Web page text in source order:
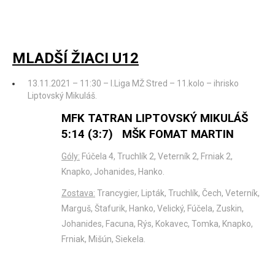
MLADŠÍ ŽIACI U12
13.11.2021 – 11:30 – I.Liga MŽ Stred – 11.kolo – ihrisko
Liptovský Mikuláš.
MFK TATRAN LIPTOVSKÝ MIKULÁŠ
5:14 (3:7) MŠK FOMAT MARTIN
Góly: Fúčela 4, Truchlík 2, Veterník 2, Frniak 2,
Knapko, Johanides, Hanko.
Zostava: Trancygier, Lipták, Truchlík, Čech, Veterník,
Marguš, Štafurik, Hanko, Velický, Fúčela, Zuskin,
Johanides, Facuna, Rýs, Kokavec, Tomka, Knapko,
Frniak, Mišún, Siekela.